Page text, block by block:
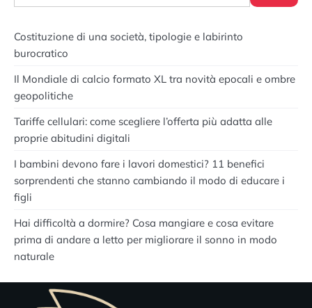
Costituzione di una società, tipologie e labirinto
burocratico
Il Mondiale di calcio formato XL tra novità epocali e ombre
geopolitiche
Tariffe cellulari: come scegliere l’offerta più adatta alle
proprie abitudini digitali
I bambini devono fare i lavori domestici? 11 benefici
sorprendenti che stanno cambiando il modo di educare i
figli
Hai difficoltà a dormire? Cosa mangiare e cosa evitare
prima di andare a letto per migliorare il sonno in modo
naturale